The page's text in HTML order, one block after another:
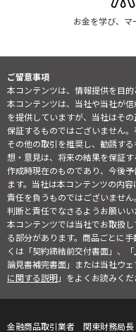
お金を学び、マ
ご留意事項
本コンテンツは、情報提供を目的
本コンテンツは、当社や当社が
を提供していますが、当社はそ
保証するものではございません。
その他の取引を推奨し、勧誘す
想・意見は、将来の結果を保証
作成時現在のものであり、今後
ます。当社は本コンテンツの内
責任を負うものではございませ
判断と責任でなさるようお願いい
本コンテンツでは当社でお取扱
る部分があります。商品ごとに
くは「契約締結前交付書面」、
論見書補完書面」または当社ウ
に関する説明」をよくお読みくだ
金融商品取引業者 関東財務局長